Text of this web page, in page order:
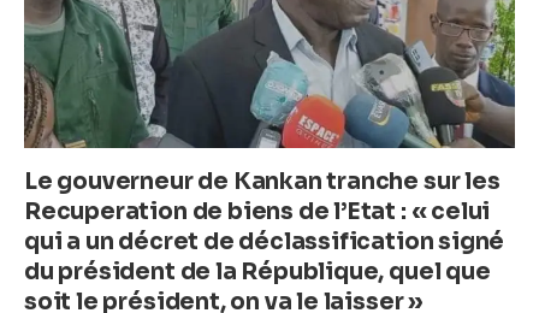
Le gouverneur de Kankan tranche sur les
Recuperation de biens de l’Etat : « celui
qui a un décret de déclassification signé
du président de la République, quel que
soit le président, on va le laisser »